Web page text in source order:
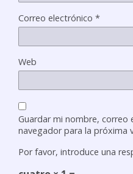
Correo electrónico *
Web
Guardar mi nombre, correo
navegador para la próxima
Por favor, introduce una